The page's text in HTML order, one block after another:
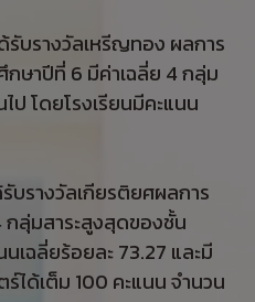
รับรางวัลเหรีญทอง ผลการ
ษาปีที่ 6 มีค่าเฉลี่ย 4 กลุ่ม
ป โดยโรงเรียนมีคะแนน
บรางวัลเกียรติยศผลการ
ลุ่มสาระสูงสุดของชั้น
เฉลี่ยร้อยละ 73.27 และมี
ด้เต็ม 100 คะแนน จำนวน